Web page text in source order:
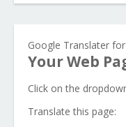
Google Translater
Your Web
Click on the
Translate this page: